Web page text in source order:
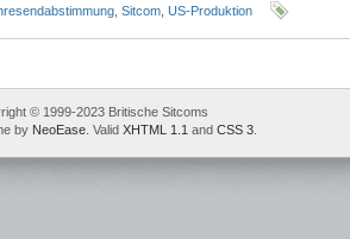
Sitcom US-Produktion
© 1999-2023 Britische Sitcoms
by NeoEase . Valid XHTML 1.1 and CSS 3